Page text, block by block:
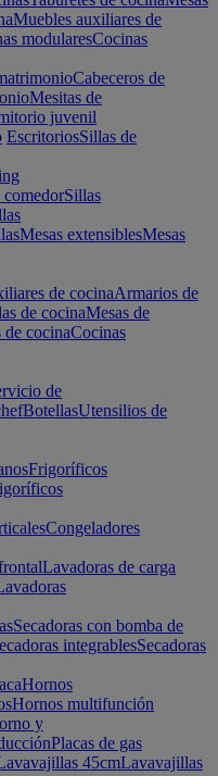
Muebles auxiliares de
modularesCocinas
Cabeceros de
Mesitas de
juvenil
EscritoriosSillas de
comedorSillas
Mesas extensiblesMesas
de cocinaArmarios de
de cocinaMesas de
de cocinaCocinas
de
BotellasUtensilios de
Frigoríficos
Congeladores
Lavadoras de carga
Secadoras con bomba de
integrablesSecadoras
Hornos
Hornos multifunción
y
Placas de gas
45cmLavavajillas